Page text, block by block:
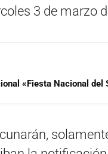
3 de marzo
«Fiesta Nacional del